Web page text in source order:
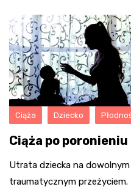
Ciąża Dziecko
Ciąża po poronieniu
Utrata dziecka na
traumatycznym